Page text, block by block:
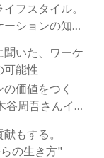
フスタイル。
ションの知ら
聞いた、ワーケ
可能性
価値をつく
谷周吾さんイン
もする。
の生き方"